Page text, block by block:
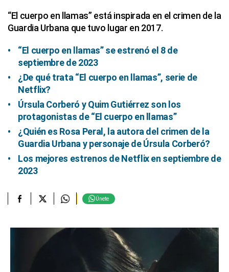
“El cuerpo en llamas” está inspirada en el crimen de la
Guardia Urbana que tuvo lugar en 2017.
“El cuerpo en llamas” se estrenó el 8 de
septiembre de 2023
¿De qué trata “El cuerpo en llamas”, serie de
Netflix?
Úrsula Corberó y Quim Gutiérrez son los
protagonistas de “El cuerpo en llamas”
¿Quién es Rosa Peral, la autora del crimen de la
Guardia Urbana y personaje de Úrsula Corberó?
Los mejores estrenos de Netflix en septiembre de
2023
Únete